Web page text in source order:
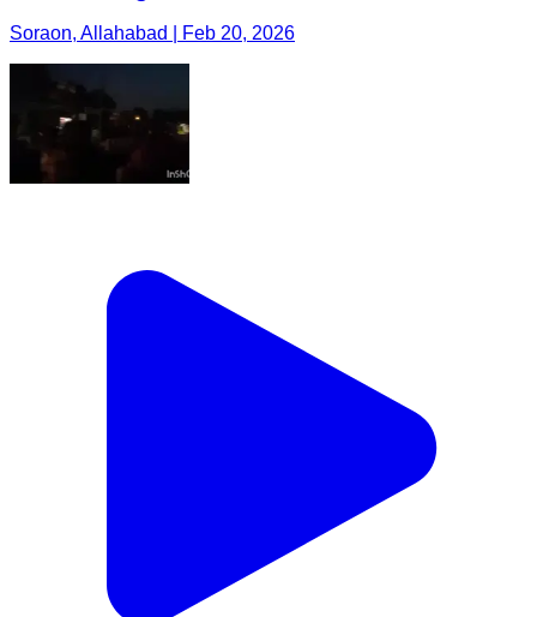
Soraon, Allahabad | Feb 20, 2026